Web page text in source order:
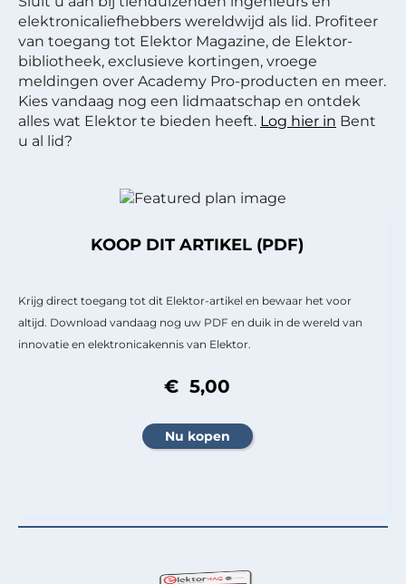
elektronicaliefhebbers wereldwijd als lid. Profiteer
van toegang tot Elektor Magazine, de Elektor-
bibliotheek, exclusieve kortingen, vroege
meldingen over Academy Pro-producten en meer.
Kies vandaag nog een lidmaatschap en ontdek
alles wat Elektor te bieden heeft. Log hier in Bent
u al lid?
KOOP DIT ARTIKEL (PDF)
Krijg direct toegang tot dit Elektor-artikel en bewaar het voor
altijd. Download vandaag nog uw PDF en duik in de wereld van
innovatie en elektronicakennis van Elektor.
€ 5,00